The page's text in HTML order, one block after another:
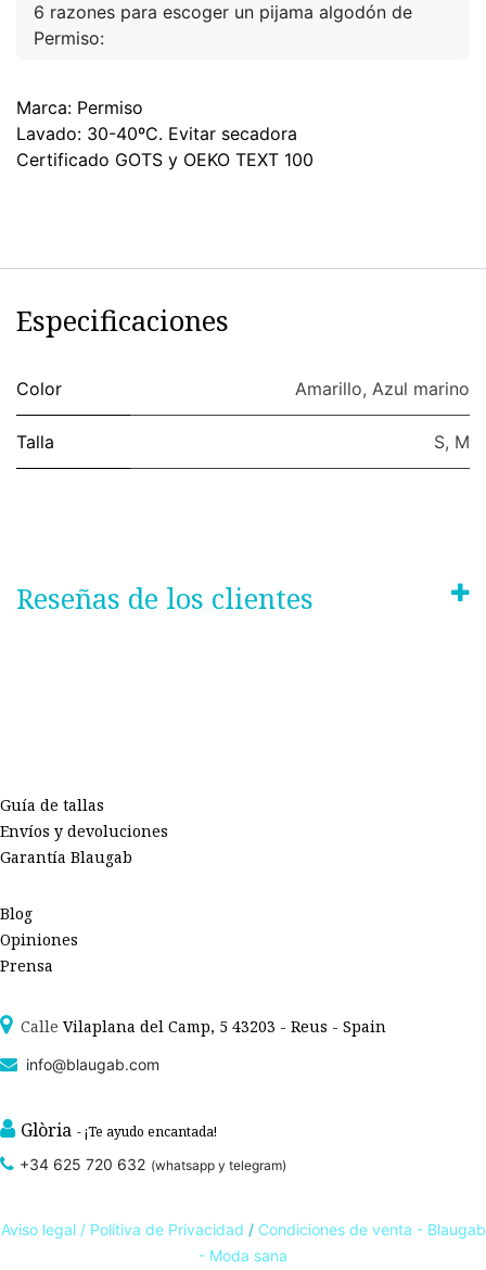
6 razones para escoger un pijama algodón de
Permiso:
Marca: Permiso
Lavado: 30-40ºC. Evitar secadora
Certificado GOTS y OEKO TEXT 100
Especificaciones
Color Amarillo, Azul marino
Talla S, M
Reseñas de los clientes
Guía de tallas
Envíos y devoluciones
Garantía Blaugab
Blog
Opiniones
Prensa
Calle Vilaplana del Camp, 5 43203 - Reus - Spain
info@blaugab.com
Glòria - ¡Te ayudo encantada!
+34 625 720 632 (whatsapp y telegram)
Aviso legal / Polítiva de Privacidad / Condiciones de venta - Blaugab
- Moda sana